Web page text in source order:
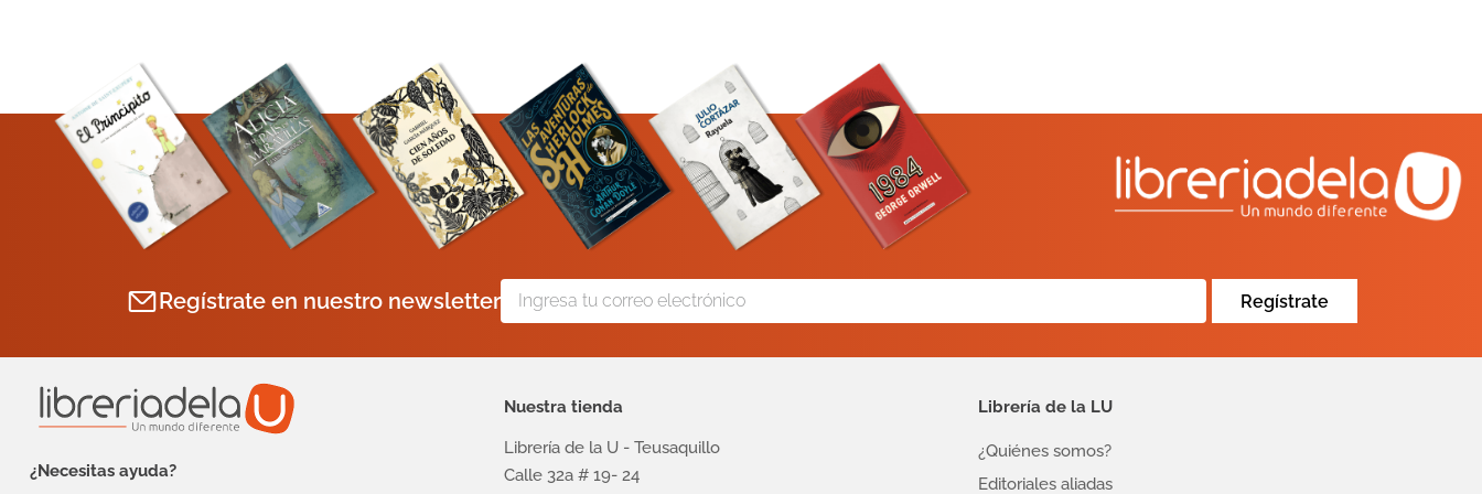
Regístrate en nuestro newsletter Regístrate
¿Necesitas ayuda?
Nuestra tienda
Librería de la U - Teusaquillo
Calle 32a # 19- 24
Librería de la LU
¿Quiénes somos?
Editoriales aliadas